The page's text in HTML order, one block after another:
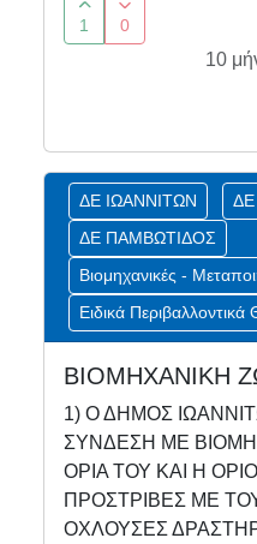
1 0
10
ΔΕ ΙΩΑΝΝΙΤΩΝ
ΔΕ
ΔΕ ΠΑΜΒΩΤΙΔΟΣ
Βιομηχανικές -
Ειδικά Περιβαλλοντικά
ΒΙΟΜΗΧΑΝΙΚΗ
1) Ο ΔΗΜΟΣ
ΣΥΝΔΕΣΗ ΜΕ
ΟΡΙΑ ΤΟΥ ΚΑΙ Η
ΠΡΟΣΤΡΙΒΕΣ ΜΕ
ΟΧΛΟΥΣΕΣ